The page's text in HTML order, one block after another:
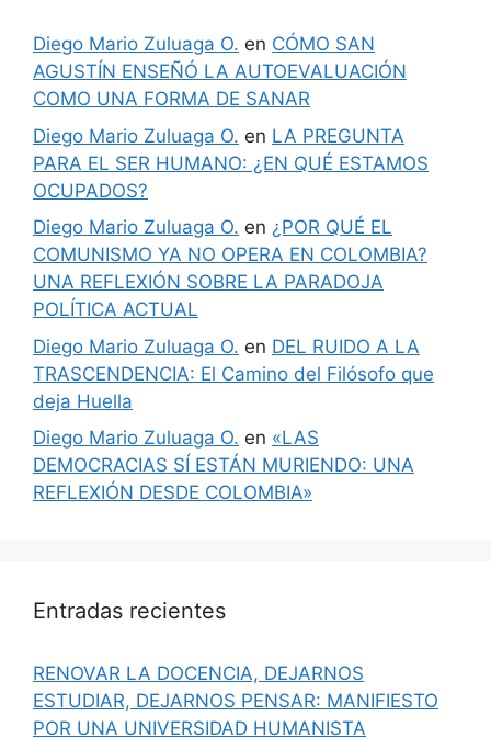
Diego Mario Zuluaga O. en CÓMO SAN
AGUSTÍN ENSEÑÓ LA AUTOEVALUACIÓN
COMO UNA FORMA DE SANAR
Diego Mario Zuluaga O. en LA PREGUNTA
PARA EL SER HUMANO: ¿EN QUÉ ESTAMOS
OCUPADOS?
Diego Mario Zuluaga O. en ¿POR QUÉ EL
COMUNISMO YA NO OPERA EN COLOMBIA?
UNA REFLEXIÓN SOBRE LA PARADOJA
POLÍTICA ACTUAL
Diego Mario Zuluaga O. en DEL RUIDO A LA
TRASCENDENCIA: El Camino del Filósofo que
deja Huella
Diego Mario Zuluaga O. en «LAS
DEMOCRACIAS SÍ ESTÁN MURIENDO: UNA
REFLEXIÓN DESDE COLOMBIA»
Entradas recientes
RENOVAR LA DOCENCIA, DEJARNOS
ESTUDIAR, DEJARNOS PENSAR: MANIFIESTO
POR UNA UNIVERSIDAD HUMANISTA